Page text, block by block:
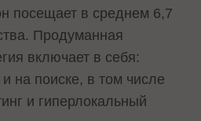
посещает в среднем 6,7
Продуманная
включает в себя:
на поиске, в том числе
и гиперлокальный